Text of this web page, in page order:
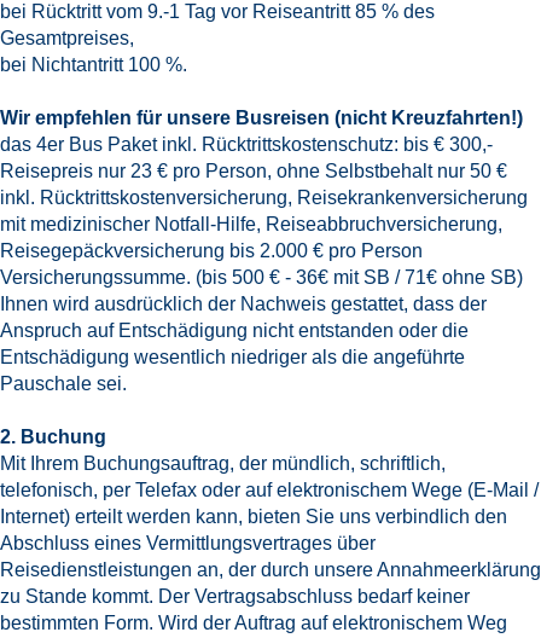
bei Rücktritt vom 9.-1 Tag vor Reiseantritt 85 % des
Gesamtpreises,
bei Nichtantritt 100 %.
Wir empfehlen für unsere Busreisen (nicht Kreuzfahrten!)
das 4er Bus Paket inkl. Rücktrittskostenschutz: bis € 300,-
Reisepreis nur 23 € pro Person, ohne Selbstbehalt nur 50 €
inkl. Rücktrittskostenversicherung, Reisekrankenversicherung
mit medizinischer Notfall-Hilfe, Reiseabbruchversicherung,
Reisegepäckversicherung bis 2.000 € pro Person
Versicherungssumme. (bis 500 € - 36€ mit SB / 71€ ohne SB)
Ihnen wird ausdrücklich der Nachweis gestattet, dass der
Anspruch auf Entschädigung nicht entstanden oder die
Entschädigung wesentlich niedriger als die angeführte
Pauschale sei.
2. Buchung
Mit Ihrem Buchungsauftrag, der mündlich, schriftlich,
telefonisch, per Telefax oder auf elektronischem Wege (E-Mail /
Internet) erteilt werden kann, bieten Sie uns verbindlich den
Abschluss eines Vermittlungsvertrages über
Reisedienstleistungen an, der durch unsere Annahmeerklärung
zu Stande kommt. Der Vertragsabschluss bedarf keiner
bestimmten Form. Wird der Auftrag auf elektronischem Weg